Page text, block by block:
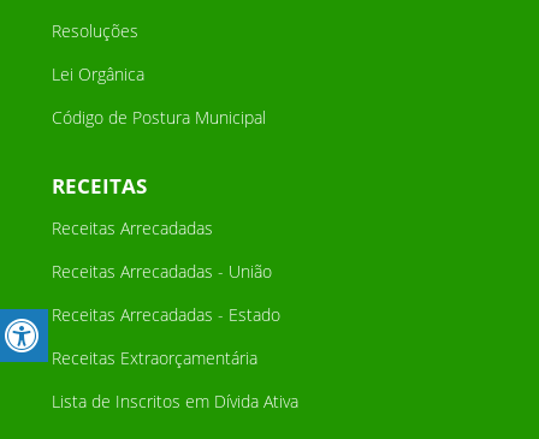
Resoluções
Lei Orgânica
Código de Postura Municipal
RECEITAS
Receitas Arrecadadas
Receitas Arrecadadas - União
Receitas Arrecadadas - Estado
Receitas Extraorçamentária
Lista de Inscritos em Dívida Ativa